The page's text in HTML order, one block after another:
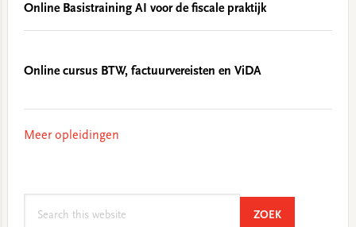
Online Basistraining AI voor de fiscale praktijk
Online cursus BTW, factuurvereisten en ViDA
Meer opleidingen
ZOEKSEARCH